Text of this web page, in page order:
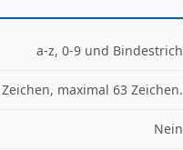
a-z, 0-9 und Bindestrich
maximal 63 Zeichen.
Nein